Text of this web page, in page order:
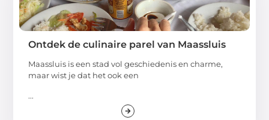
Ontdek de culinaire parel van Maassluis
Maassluis is een stad vol geschiedenis en charme,
maar wist je dat het ook een
...